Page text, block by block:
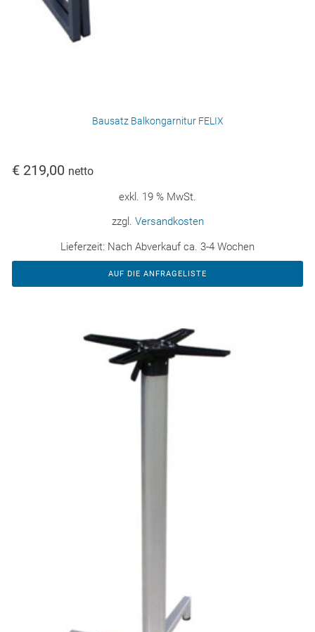
Bausatz Balkongarnitur FELIX
€ 219,00 netto
exkl. 19 % MwSt.
zzgl. Versandkosten
Lieferzeit: Nach Abverkauf ca. 3-4 Wochen
AUF DIE ANFRAGELISTE